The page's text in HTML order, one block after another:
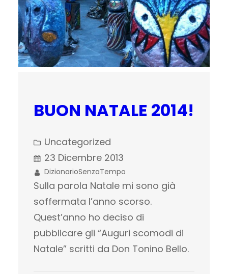
BUON NATALE 2014!
Uncategorized
23 Dicembre 2013
DizionarioSenzaTempo
Sulla parola Natale mi sono già
soffermata l’anno scorso.
Quest’anno ho deciso di
pubblicare gli “Auguri scomodi di
Natale” scritti da Don Tonino Bello.